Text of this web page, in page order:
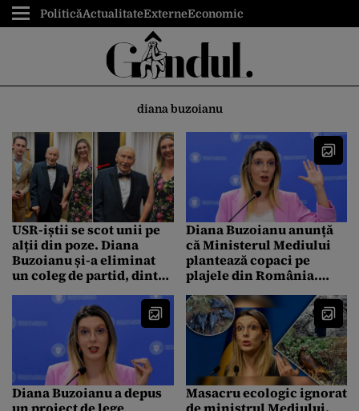
PoliticăActualitateExterneEconomic
diana buzoianu
USR-iștii se scot unii pe
alții din poze. Diana
Buzoianu și-a eliminat
un coleg de partid, dintr-
Rebengiuc. Din poza de 3
au mai rămas 2 și un
Diana Buzoianu anunță
că Ministerul Mediului
plantează copaci pe
plajele din România.
Diana Buzoianu a depus
Masacru ecologic ignorat